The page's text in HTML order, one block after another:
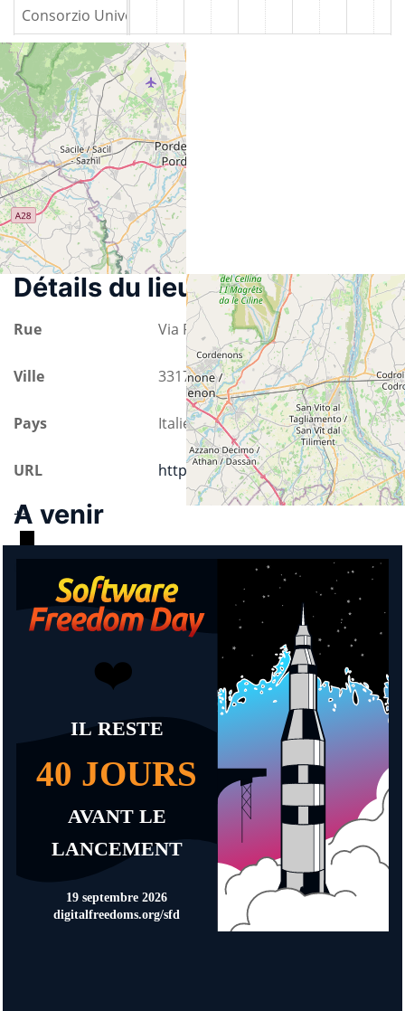
Consorzio Universitario di Pordenone
+−
Détails du lieu
Rue Via Prasecco 3/A
Ville 33170 Pordenone
Pays Italie
URL https://www.unipordenone.it
A venir